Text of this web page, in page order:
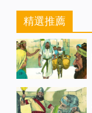
精選推薦